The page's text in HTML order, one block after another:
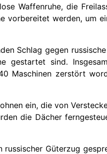
Waffenruhe, die
vorbereitet werden, um
Schlag gegen
gestartet sind.
Maschinen zerstört
ein, die von
die Dächer
Güterzug